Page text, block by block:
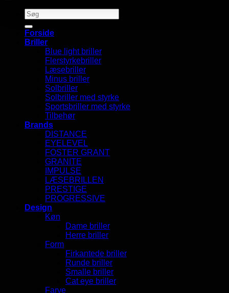
Søg
efter:
Forside
Briller
Blue light briller
Flerstyrkebriller
Læsebriller
Minus briller
Solbriller
Solbriller med styrke
Sportsbriller med styrke
Tilbehør
Brands
DISTANCE
EYELEVEL
FOSTER GRANT
GRANITE
IMPULSE
LÆSEBRILLEN
PRESTIGE
PROGRESSIVE
Design
Køn
Dame briller
Herre briller
Form
Firkantede briller
Runde briller
Smalle briller
Cat eye briller
Farve